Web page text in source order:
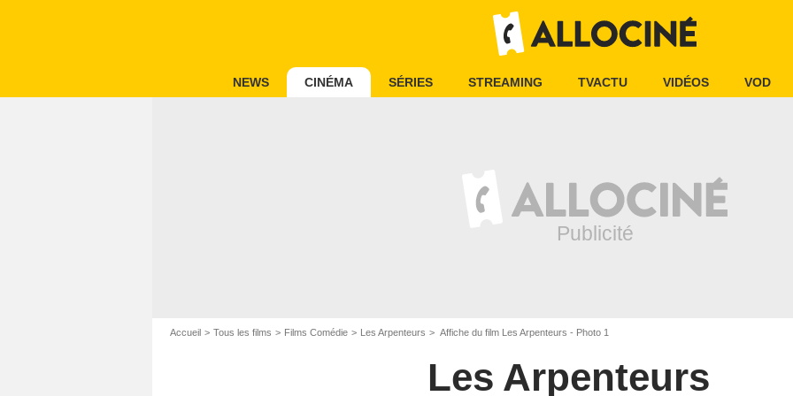
NEWS CINÉMA SÉRIES STREAMING TVACTU VIDÉOS VOD
Accueil Tous les films Films Comédie Les Arpenteurs Affiche du film Les Arpenteurs - Photo 1
Les Arpenteurs